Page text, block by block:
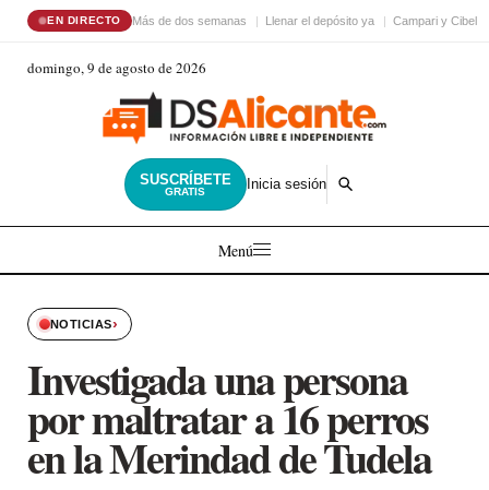
EN DIRECTO Más de dos semanas Llenar el depósito ya Campari y
domingo, 9 de agosto de 2026
SUSCRÍBETE
GRATIS Inicia sesión
Menú
NOTICIAS›
Investigada una persona
por maltratar a 16 perros
en la Merindad de Tudela